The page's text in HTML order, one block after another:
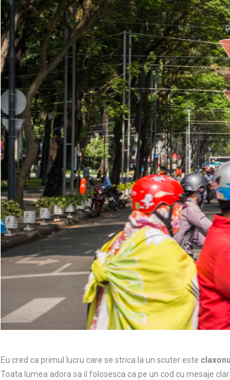
Eu cred ca primul lucru care se strica la un scuter este
Toata lumea adora sa il folosesca ca pe un cod cu mesaje